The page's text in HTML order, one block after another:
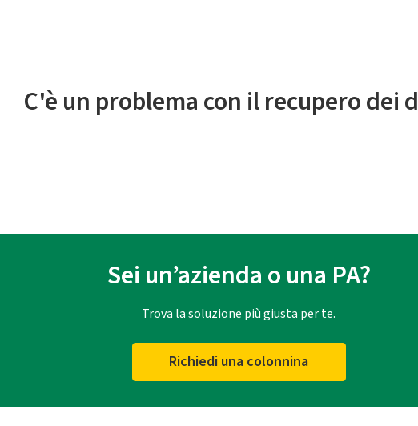
C'è un problema con il recupero dei
Sei un’azienda o una PA?
Trova la soluzione più giusta per te.
Richiedi una colonnina